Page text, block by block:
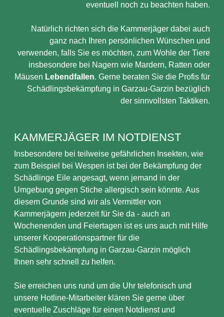
eventuell noch zu beachten haben.
Natürlich richten sich die Kammerjäger dabei auch
ganz nach Ihren persönlichen Wünschen und
verwenden, falls Sie es möchten, zum Wohle der Tiere
insbesondere bei Nagern wie Mardern, Ratten oder
Mäusen Lebendfallen. Gerne beraten Sie die Profis für
Schädlingsbekämpfung in Garzau-Garzin bezüglich
der sinnvollsten Taktiken.
KAMMERJÄGER IM NOTDIENST
Insbesondere bei teilweise gefährlichen Insekten, wie
zum Beispiel bei Wespen ist bei der Bekämpfung der
Schädlinge Eile angesagt, wenn jemand in der
Umgebung gegen Stiche allergisch sein könnte. Aus
diesem Grunde sind wir als Vermittler von
Kammerjägern jederzeit für Sie da - auch an
Wochenenden und Feiertagen ist es uns auch mit Hilfe
unserer Kooperationspartner für die
Schädlingsbekämpfung in Garzau-Garzin möglich
Ihnen sehr schnell zu helfen.
Sie erreichen uns rund um die Uhr telefonisch und
unsere Hotline-Mitarbeiter klären Sie gerne über
eventuelle Zuschläge für einen Notdienst und